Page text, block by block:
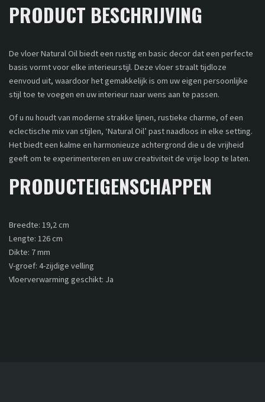
PRODUCT BESCHRIJVING
De vloer Natural Oil biedt een rustig en basic decor dat een perfecte
basis vormt voor elke interieurstijl. Deze vloer straalt tijdloze
eenvoud uit, waardoor het gemakkelijk is om uw eigen persoonlijke
stijl toe te voegen en uw interieur naar wens aan te passen.
Of u nu houdt van moderne strakke lijnen, rustieke charme, of een
eclectische mix van stijlen, ‘Natural Oil’ past naadloos in elke setting.
Het biedt een kalme en harmonieuze achtergrond die u de vrijheid
geeft om te experimenteren en uw creativiteit de vrije loop te laten.
PRODUCTEIGENSCHAPPEN
Breedte: 19,2 cm
Lengte: 126 cm
Dikte: 7 mm
V-groef: 4-zijdige velling
Vloerverwarming geschikt: Ja